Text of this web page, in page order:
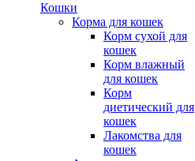
Кошки
Корма для кошек
Корм сухой для
кошек
Корм влажный
для кошек
Корм
диетический для
кошек
Лакомства для
кошек